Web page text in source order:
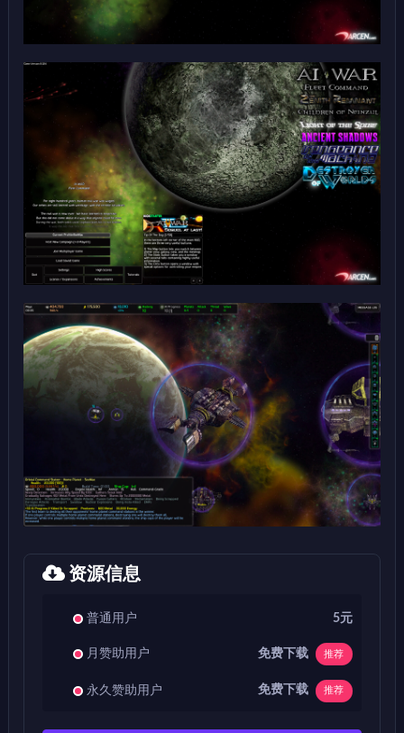
资源信息
普通用户 5元
月赞助用户 免费下载 推荐
永久赞助用户 免费下载 推荐